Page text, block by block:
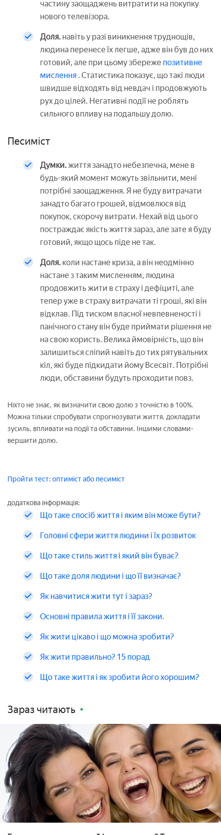
частину заощаджень витратити на покупку
нового телевізора.
Доля. навіть у разі виникнення труднощів,
людина перенесе їх легше, адже він був до них
готовий, але при цьому збереже позитивне
мислення . Статистика показує, що такі люди
швидше відходять від невдач і продовжують
рух до цілей. Негативні події не роблять
сильного впливу на подальшу долю.
Песиміст
Думки.життя занадто небезпечна, мене в
будь-який момент можуть звільнити, мені
потрібні заощадження. Я не буду витрачати
занадто багато грошей, відмовлюся від
покупок, скорочу витрати. Нехай від цього
постраждає якість життя зараз, але зате я буду
готовий, якщо щось піде не так.
Доля. коли настане криза, а він неодмінно
настане з таким мисленням, людина
продовжить жити в страху і дефіциті, але
тепер уже в страху витрачати ті гроші, які він
відклав. Під тиском власної невпевненості і
панічного стану він буде приймати рішення не
на свою користь. Велика ймовірність, що він
залишиться сліпий навіть до тих рятувальних
кіл, які буде підкидати йому Всесвіт. Потрібні
люди, обставини будуть проходити повз.
Ніхто не знає, як визначити свою долю з точністю в 100%.
Можна тільки спробувати спрогнозувати життя, докладати
зусиль, впливати на події та обставини. Іншими словами-
вершити долю.
Пройти тест: оптиміст або песиміст
додаткова інформація:
Що таке спосіб життя і яким він може бути?
Головні сфери життя людини і їх розвиток
Що таке стиль життя і який він буває?
Що таке доля людини і що її визначає?
Як навчитися жити тут і зараз?
Основні правила життя і її закони.
Як жити цікаво і що можна зробити?
Як жити правильно? 15 порад
Що таке життя і як зробити його хорошим?
Зараз читають